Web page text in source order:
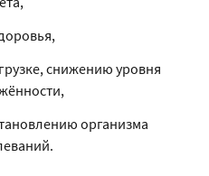
снижению уровня
организма